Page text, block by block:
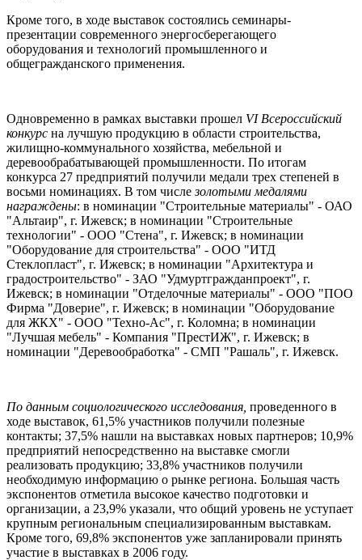
Кроме того, в ходе выставок состоялись семинары-
презентации современного энергосберегающего
оборудования и технологий промышленного и
общегражданского применения.
Одновременно в рамках выставки прошел VI Всероссийский
конкурс на лучшую продукцию в области строительства,
жилищно-коммунального хозяйства, мебельной и
деревообрабатывающей промышленности. По итогам
конкурса 27 предприятий получили медали трех степеней в
восьми номинациях. В том числезолотыми медалями
награждены: в номинации "Строительные материалы" - ОАО
"Альтаир", г. Ижевск; в номинации "Строительные
технологии" - ООО "Стена", г. Ижевск; в номинации
"Оборудование для строительства" - ООО "ИТД
Стеклопласт", г. Ижевск; в номинации "Архитектура и
градостроительство" - ЗАО "Удмуртгражданпроект", г.
Ижевск; в номинации "Отделочные материалы" - ООО "ПОО
Фирма "Доверие", г. Ижевск; в номинации "Оборудование
для ЖКХ" - ООО "Техно-Ас", г. Коломна; в номинации
"Лучшая мебель" - Компания "ПрестИЖ", г. Ижевск; в
номинации "Деревообработка" - СМП "Рашаль", г. Ижевск.
По данным социологического исследования, проведенного в
ходе выставок, 61,5% участников получили полезные
контакты; 37,5% нашли на выставках новых партнеров; 10,9%
предприятий непосредственно на выставке смогли
реализовать продукцию; 33,8% участников получили
необходимую информацию о рынке региона. Большая часть
экспонентов отметила высокое качество подготовки и
организации, а 23,9% указали, что общий уровень не уступает
крупным региональным специализированным выставкам.
Кроме того, 69,8% экспонентов уже запланировали принять
участие в выставках в 2006 году.